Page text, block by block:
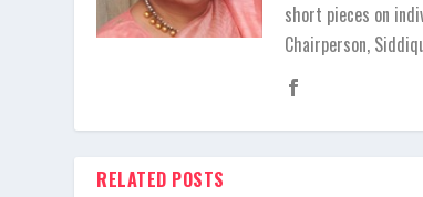
short pieces on
Chairperson,
RELATED POSTS